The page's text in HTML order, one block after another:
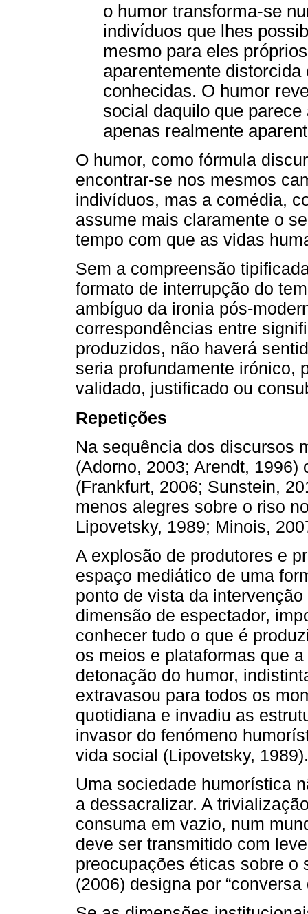
o humor transforma-se
indivíduos que lhes
mesmo para eles
aparentemente
conhecidas. O humor
social daquilo que
apenas realmente
O humor, como fórmula
encontrar-se nos mesmos
indivíduos, mas a comédia,
assume mais claramente o
tempo com que as vidas
Sem a compreensão
formato de interrupção do
ambíguo da ironia pós-
correspondências entre
produzidos, não haverá
seria profundamente irónico,
validado, justificado ou
Repetições
Na sequência dos discursos
(Adorno, 2003; Arendt,
(Frankfurt, 2006; Sunstein,
menos alegres sobre o riso
Lipovetsky, 1989; Minois,
A explosão de produtores e
espaço mediático de uma
ponto de vista da
dimensão de espectador,
conhecer tudo o que é
os meios e plataformas que
detonação do humor,
extravasou para todos os
quotidiana e invadiu as
invasor do fenómeno
vida social (Lipovetsky, 1989).
Uma sociedade humorística
a dessacralizar. A
consuma em vazio, num
deve ser transmitido com
preocupações éticas sobre o
(2006) designa por “conversa